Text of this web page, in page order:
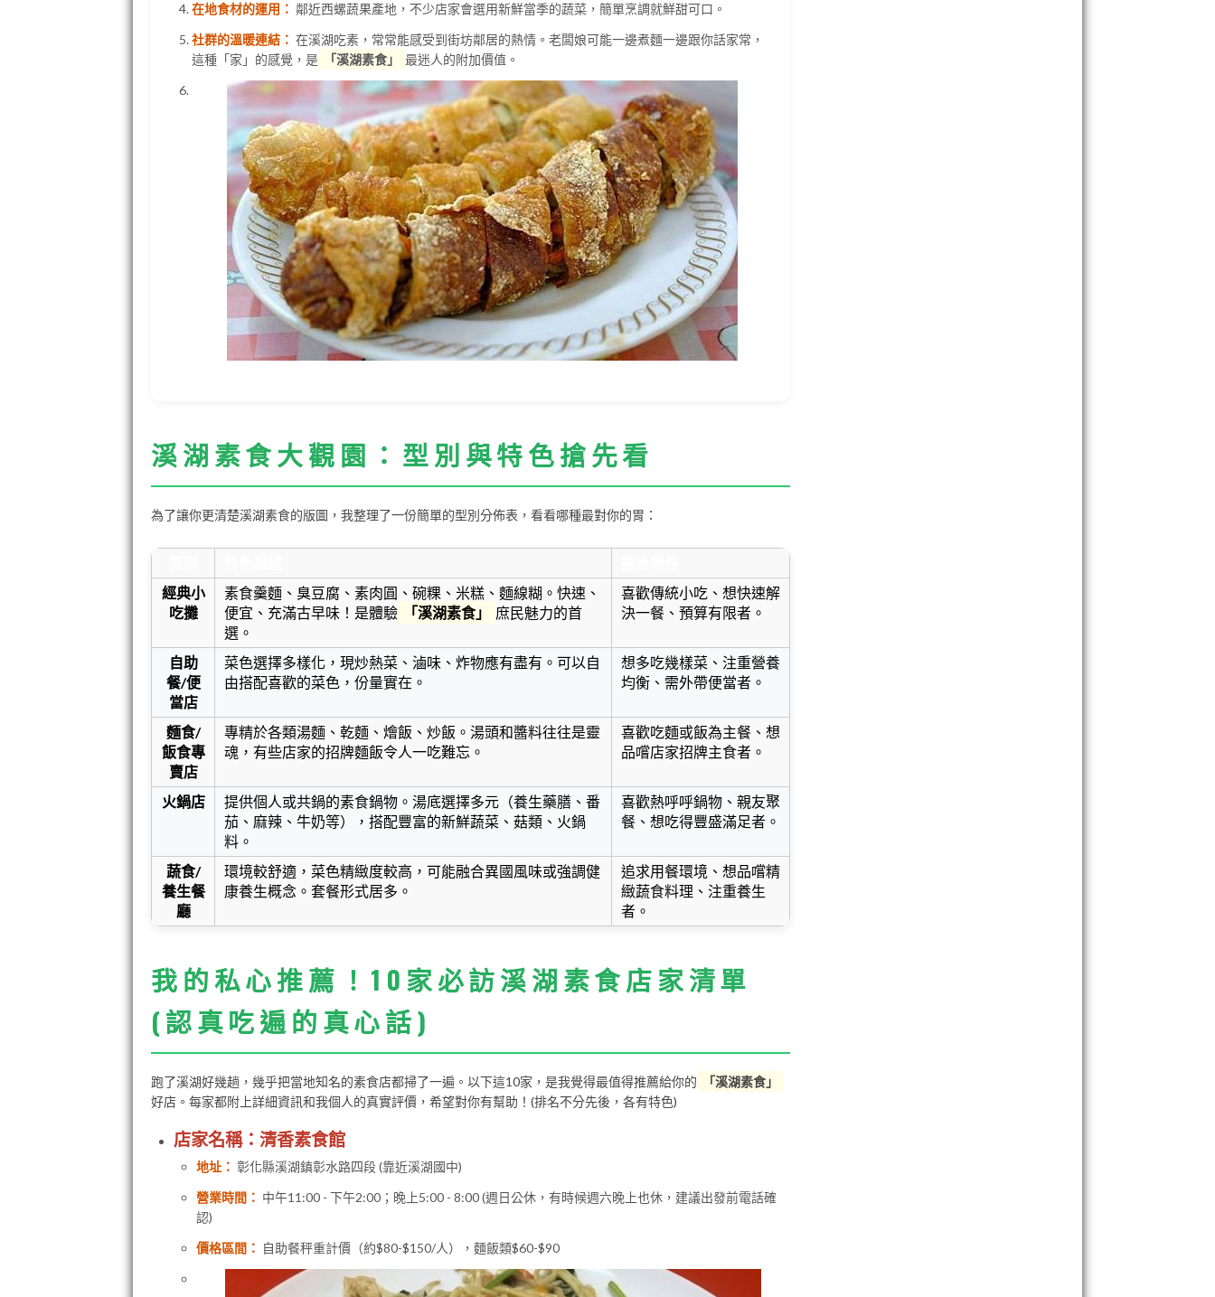
在地食材的運用： 鄰近西螺蔬果產地，不少店家會選用新鮮當季的蔬菜，簡單烹調就鮮甜可口。
社群的溫暖連結： 在溪湖吃素，常常能感受到街坊鄰居的熱情。老闆娘可能一邊煮麵一邊跟你話家常，
這種「家」的感覺，是
「溪湖素食」 最迷人的附加價值。
溪湖素食大觀園：型別與特色搶先看
為了讓你更清楚溪湖素食的版圖，我整理了一份簡單的型別分佈表，看看哪種最對你的胃：
經典小
吃攤
素食羹麵、臭豆腐、素肉圓、碗粿、米糕、麵線糊。快速、
便宜、充滿古早味！是體驗
「溪湖素食」
庶民魅力的首
選。
喜歡傳統小吃、想快速解
決一餐、預算有限者。
自助
餐/便
當店
菜色選擇多樣化，現炒熱菜、滷味、炸物應有盡有。可以自
由搭配喜歡的菜色，份量實在。
想多吃幾樣菜、注重營養
均衡、需外帶便當者。
麵食/
飯食專
賣店
專精於各類湯麵、乾麵、燴飯、炒飯。湯頭和醬料往往是靈
魂，有些店家的招牌麵飯令人一吃難忘。
喜歡吃麵或飯為主餐、想
品嚐店家招牌主食者。
火鍋店
提供個人或共鍋的素食鍋物。湯底選擇多元（養生藥膳、番
茄、麻辣、牛奶等），搭配豐富的新鮮蔬菜、菇類、火鍋
料。
喜歡熱呼呼鍋物、親友聚
餐、想吃得豐盛滿足者。
蔬食/
養生餐
廳
環境較舒適，菜色精緻度較高，可能融合異國風味或強調健
康養生概念。套餐形式居多。
追求用餐環境、想品嚐精
緻蔬食料理、注重養生
者。
我的私心推薦！10家必訪溪湖素食店家清單
(認真吃遍的真心話)
跑了溪湖好幾趟，幾乎把當地知名的素食店都掃了一遍。以下這10家，是我覺得最值得推薦給你的
「溪湖素食」
好店。每家都附上詳細資訊和我個人的真實評價，希望對你有幫助！(排名不分先後，各有特色)
店家名稱：清香素食館
地址： 彰化縣溪湖鎮彰水路四段 (靠近溪湖國中)
營業時間： 中午11:00 - 下午2:00；晚上5:00 - 8:00 (週日公休，有時候週六晚上也休，建議出發前電話確
認)
價格區間： 自助餐秤重計價（約$80-$150/人），麵飯類$60-$90